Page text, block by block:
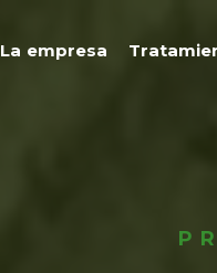
La empresa